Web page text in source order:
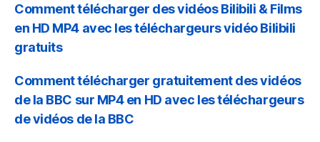
Comment télécharger des vidéos Bilibili & Films
en HD MP4 avec les téléchargeurs vidéo Bilibili
gratuits
Comment télécharger gratuitement des vidéos
de la BBC sur MP4 en HD avec les téléchargeurs
de vidéos de la BBC